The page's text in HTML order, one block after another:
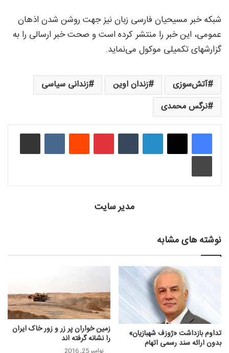
شبکه خبر مسیحیان فارسی زبان نیز جهت روشن شدن اذهان
عمومی، این خبر را منتشر کرده است و صحت خبر ارسالی را به
گزارشهای تکمیلی موکول می‌نماید.
آتش‌سوزی زندان اوین
زندانی سیاسی
نرگس محمدی
لینکدین ‫تامبلر ‫پین‌ترست‫رددیت ‫VKontakteاشتراک گذاری از طریق ایمیل
چاپ
مدیر سایت
نوشته های مشابه
تداوم بازداشت «ژوزف شهبازیان»
بدون ارائه سند رسمی اتهام
زمین خواران پر زر و زور خاک ایران
را نشانه گرفته اند
نوامبر 25, 2016